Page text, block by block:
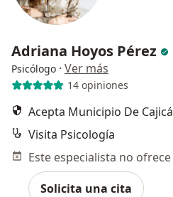
Adriana Hoyos Pérez
Psicólogo · Ver más
14 opiniones
Acepta Municipio De Cajicá
Visita Psicología
Solicita una cita